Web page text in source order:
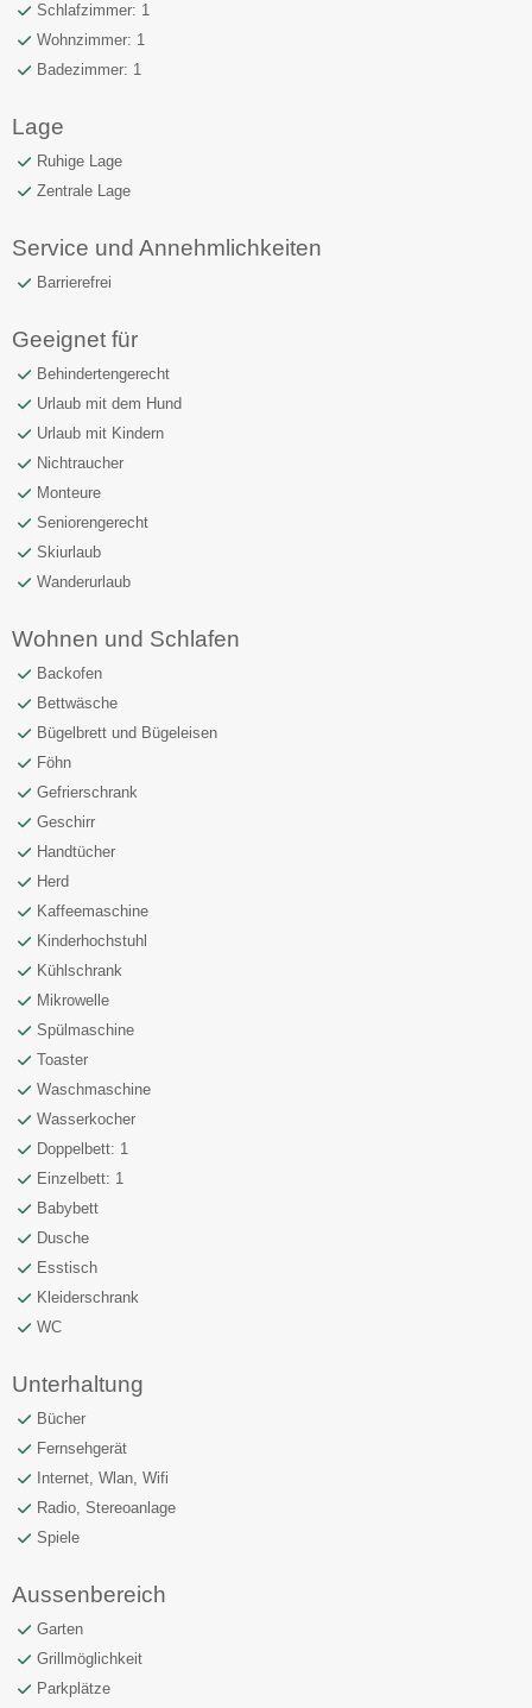
Schlafzimmer: 1
Wohnzimmer: 1
Badezimmer: 1
Lage
Ruhige Lage
Zentrale Lage
Service und Annehmlichkeiten
Barrierefrei
Geeignet für
Behindertengerecht
Urlaub mit dem Hund
Urlaub mit Kindern
Nichtraucher
Monteure
Seniorengerecht
Skiurlaub
Wanderurlaub
Wohnen und Schlafen
Backofen
Bettwäsche
Bügelbrett und Bügeleisen
Föhn
Gefrierschrank
Geschirr
Handtücher
Herd
Kaffeemaschine
Kinderhochstuhl
Kühlschrank
Mikrowelle
Spülmaschine
Toaster
Waschmaschine
Wasserkocher
Doppelbett: 1
Einzelbett: 1
Babybett
Dusche
Esstisch
Kleiderschrank
WC
Unterhaltung
Bücher
Fernsehgerät
Internet, Wlan, Wifi
Radio, Stereoanlage
Spiele
Aussenbereich
Garten
Grillmöglichkeit
Parkplätze